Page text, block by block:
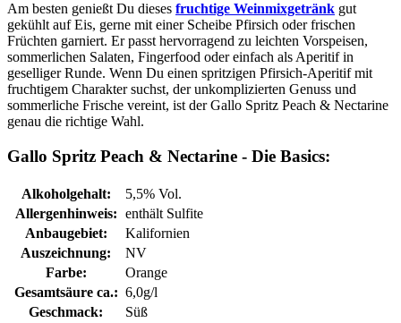
Am besten genießt Du dieses fruchtige Weinmixgetränk gut
gekühlt auf Eis, gerne mit einer Scheibe Pfirsich oder frischen
Früchten garniert. Er passt hervorragend zu leichten Vorspeisen,
sommerlichen Salaten, Fingerfood oder einfach als Aperitif in
geselliger Runde. Wenn Du einen spritzigen Pfirsich-Aperitif mit
fruchtigem Charakter suchst, der unkomplizierten Genuss und
sommerliche Frische vereint, ist der Gallo Spritz Peach & Nectarine
genau die richtige Wahl.
Gallo Spritz Peach & Nectarine - Die Basics:
Alkoholgehalt:
5,5% Vol.
Allergenhinweis: enthält Sulfite
Anbaugebiet:
Kalifornien
Auszeichnung:
NV
Farbe:
Orange
Gesamtsäure ca.: 6,0g/l
Geschmack:
Süß